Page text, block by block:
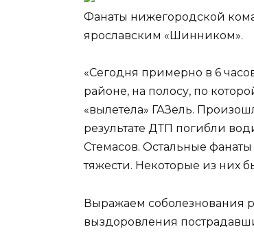
Фанаты нижегородской
ярославским «Шинником».
«Сегодня примерно в 6
районе, на полосу, по
«вылетела» ГАЗель.
результате ДТП погибли
Стемасов. Остальные
тяжести. Некоторые из них
Выражаем соболезнования
выздоровления